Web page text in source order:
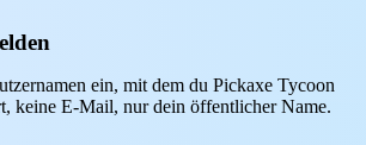
ein, mit dem du Pickaxe Tycoon
keine E-Mail, nur dein öffentlicher Name.